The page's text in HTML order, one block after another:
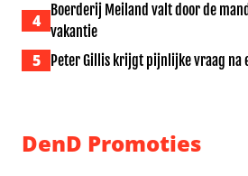
4
Boerderij Meiland valt door de
vakantie
5 Peter Gillis krijgt pijnlijke vraag na
DenD Promoties